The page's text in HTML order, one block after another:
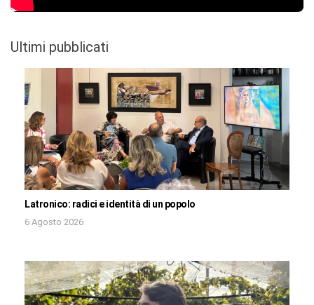
Ultimi pubblicati
Latronico: radici e identità di un popolo
6 Agosto 2026